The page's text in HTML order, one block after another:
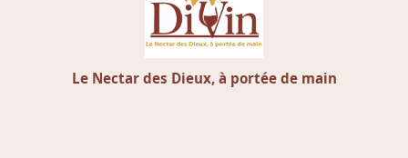
Le Nectar des Dieux, à portée de main